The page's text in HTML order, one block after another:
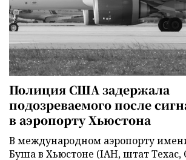
Полиция США задержала
подозреваемого после
в аэропорту Хьюстона
В международном аэропорту
Буша в Хьюстоне (IAH, штат